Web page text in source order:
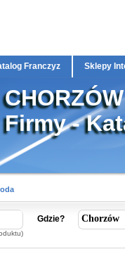
Franczyz Sklepy
CHORZÓW
Firmy -
Gdzie?